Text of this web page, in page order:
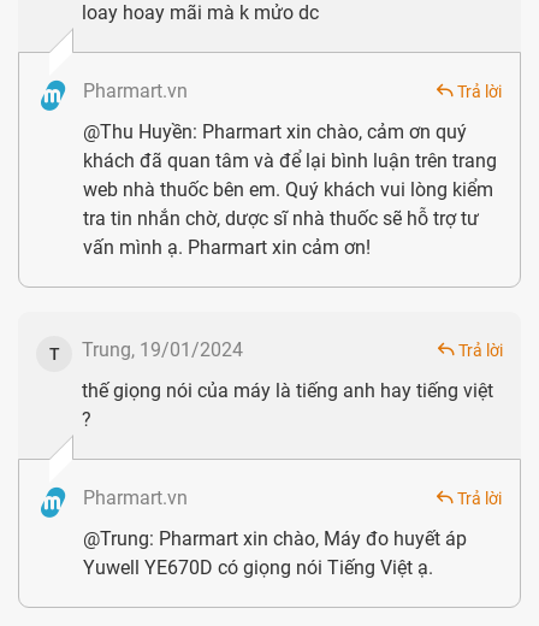
người có chu vi bắp tay từ 22cm
loay hoay mãi mà k mửo dc
Pharmart.vn Trả lời
@Thu Huyền: Pharmart xin chào, cảm ơn quý
khách đã quan tâm và để lại bình luận trên trang
web nhà thuốc bên em. Quý khách vui lòng kiểm
tra tin nhắn chờ, dược sĩ nhà thuốc sẽ hỗ trợ tư
vấn mình ạ. Pharmart xin cảm ơn!
T Trung, 19/01/2024 Trả lời
thế giọng nói của máy là tiếng anh hay tiếng việt
?
Pharmart.vn Trả lời
@Trung: Pharmart xin chào, Máy đo huyết áp
Yuwell YE670D có giọng nói Tiếng Việt ạ.